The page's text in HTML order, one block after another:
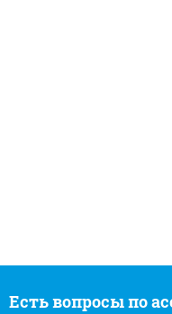
Есть вопросы по